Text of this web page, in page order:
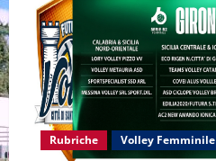
g
t
Rubriche Volley Femminile